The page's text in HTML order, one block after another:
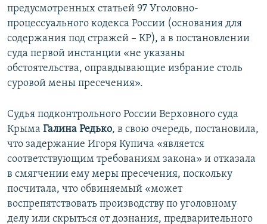
предусмотренных статьей 97 Уголовно-
процессуального кодекса России (основания для
содержания под стражей – КР), а в постановлении
суда первой инстанции «не указаны
обстоятельства, оправдывающие избрание столь
суровой мены пресечения».
Судья подконтрольного России Верховного суда
Крыма Галина Редько, в свою очередь, постановила,
что задержание Игоря Купича «является
соответствующим требованиям закона» и отказала
в смягчении ему меры пресечения, поскольку
посчитала, что обвиняемый «может
воспрепятствовать производству по уголовному
делу или скрыться от дознания, предварительного